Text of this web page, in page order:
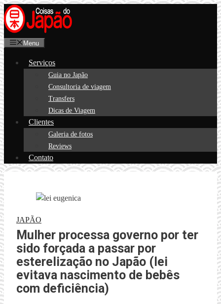
Pular
para
o
conteúdoMenu
Serviços
Guia no Japão
Consultoria de viagem
Transfers
Dicas de Viagem
Clientes
Galeria de fotos
Reviews
Contato
JAPÃO
Mulher processa governo por ter
sido forçada a passar por
esterelização no Japão (lei
evitava nascimento de bebês
com deficiência)